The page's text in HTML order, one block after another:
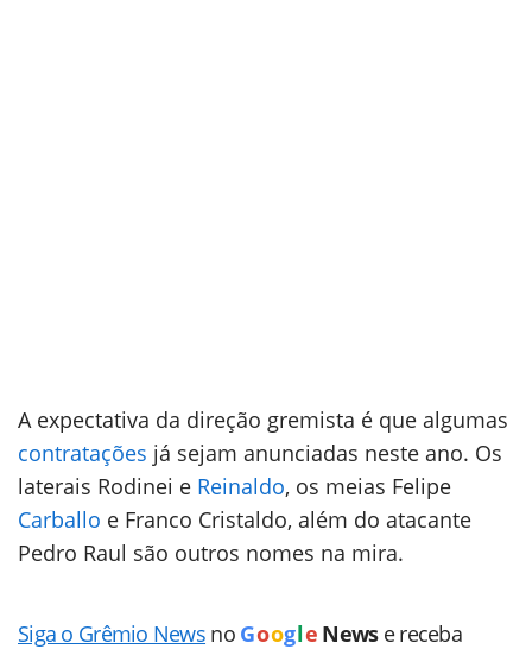
A expectativa da direção gremista é que algumas
contratações já sejam anunciadas neste ano. Os
laterais Rodinei e Reinaldo, os meias Felipe
Carballo e Franco Cristaldo, além do atacante
Pedro Raul são outros nomes na mira.
Siga o Grêmio News no Goog le News e receba